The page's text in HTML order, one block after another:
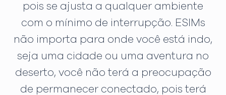
pois se ajusta a qualquer ambiente
com o mínimo de interrupção. ESIMs
não importa para onde você está indo,
seja uma cidade ou uma aventura no
deserto, você não terá a preocupação
de permanecer conectado, pois terá